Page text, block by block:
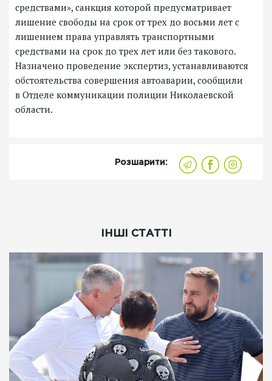
средствами», санкция которой предусматривает
лишение свободы на срок от трех до восьми лет с
лишением права управлять транспортными
средствами на срок до трех лет или без такового.
Назначено проведение экспертиз, устанавливаются
обстоятельства совершения автоаварии, сообщили
в Отделе коммуникации полиции Николаевской
области.
Розшарити:
ІНШІ СТАТТІ